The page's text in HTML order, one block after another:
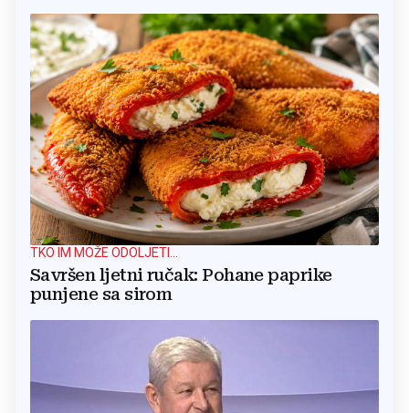
TKO IM MOŽE ODOLJETI...
Savršen ljetni ručak: Pohane paprike
punjene sa sirom